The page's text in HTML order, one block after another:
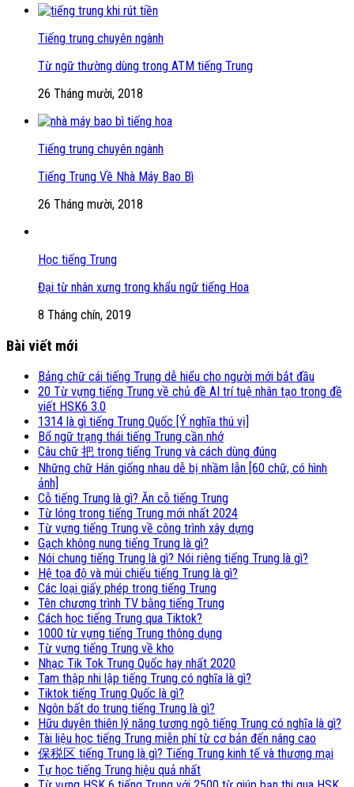
Tiếng trung chuyên ngành
Từ ngữ thường dùng trong ATM tiếng Trung
26 Tháng mười, 2018
Tiếng trung chuyên ngành
Tiếng Trung Về Nhà Máy Bao Bì
26 Tháng mười, 2018
Học tiếng Trung
Đại từ nhân xưng trong khẩu ngữ tiếng Hoa
8 Tháng chín, 2019
Bài viết mới
Bảng chữ cái tiếng Trung dễ hiểu cho người mới bắt đầu
20 Từ vựng tiếng Trung về chủ đề AI trí tuệ nhân tạo trong đề
viết HSK6 3.0
1314 là gì tiếng Trung Quốc [Ý nghĩa thú vị]
Bổ ngữ trạng thái tiếng Trung cần nhớ
Câu chữ 把 trong tiếng Trung và cách dùng đúng
Những chữ Hán giống nhau dễ bị nhầm lẫn [60 chữ, có hình
ảnh]
Cỗ tiếng Trung là gì? Ăn cỗ tiếng Trung
Từ lóng trong tiếng Trung mới nhất 2024
Từ vựng tiếng Trung về công trình xây dựng
Gạch không nung tiếng Trung là gì?
Nói chung tiếng Trung là gì? Nói riêng tiếng Trung là gì?
Hệ tọa độ và múi chiếu tiếng Trung là gì?
Các loại giấy phép trong tiếng Trung
Tên chương trình TV bằng tiếng Trung
Cách học tiếng Trung qua Tiktok?
1000 từ vựng tiếng Trung thông dụng
Từ vựng tiếng Trung về kho
Nhạc Tik Tok Trung Quốc hay nhất 2020
Tam thập nhi lập tiếng Trung có nghĩa là gì?
Tiktok tiếng Trung Quốc là gì?
Ngôn bất do trung tiếng Trung là gì?
Hữu duyên thiên lý năng tương ngộ tiếng Trung có nghĩa là gì?
Tài liệu học tiếng Trung miễn phí từ cơ bản đến nâng cao
保税区 tiếng Trung là gì? Tiếng Trung kinh tế và thương mại
Tự học tiếng Trung hiệu quả nhất